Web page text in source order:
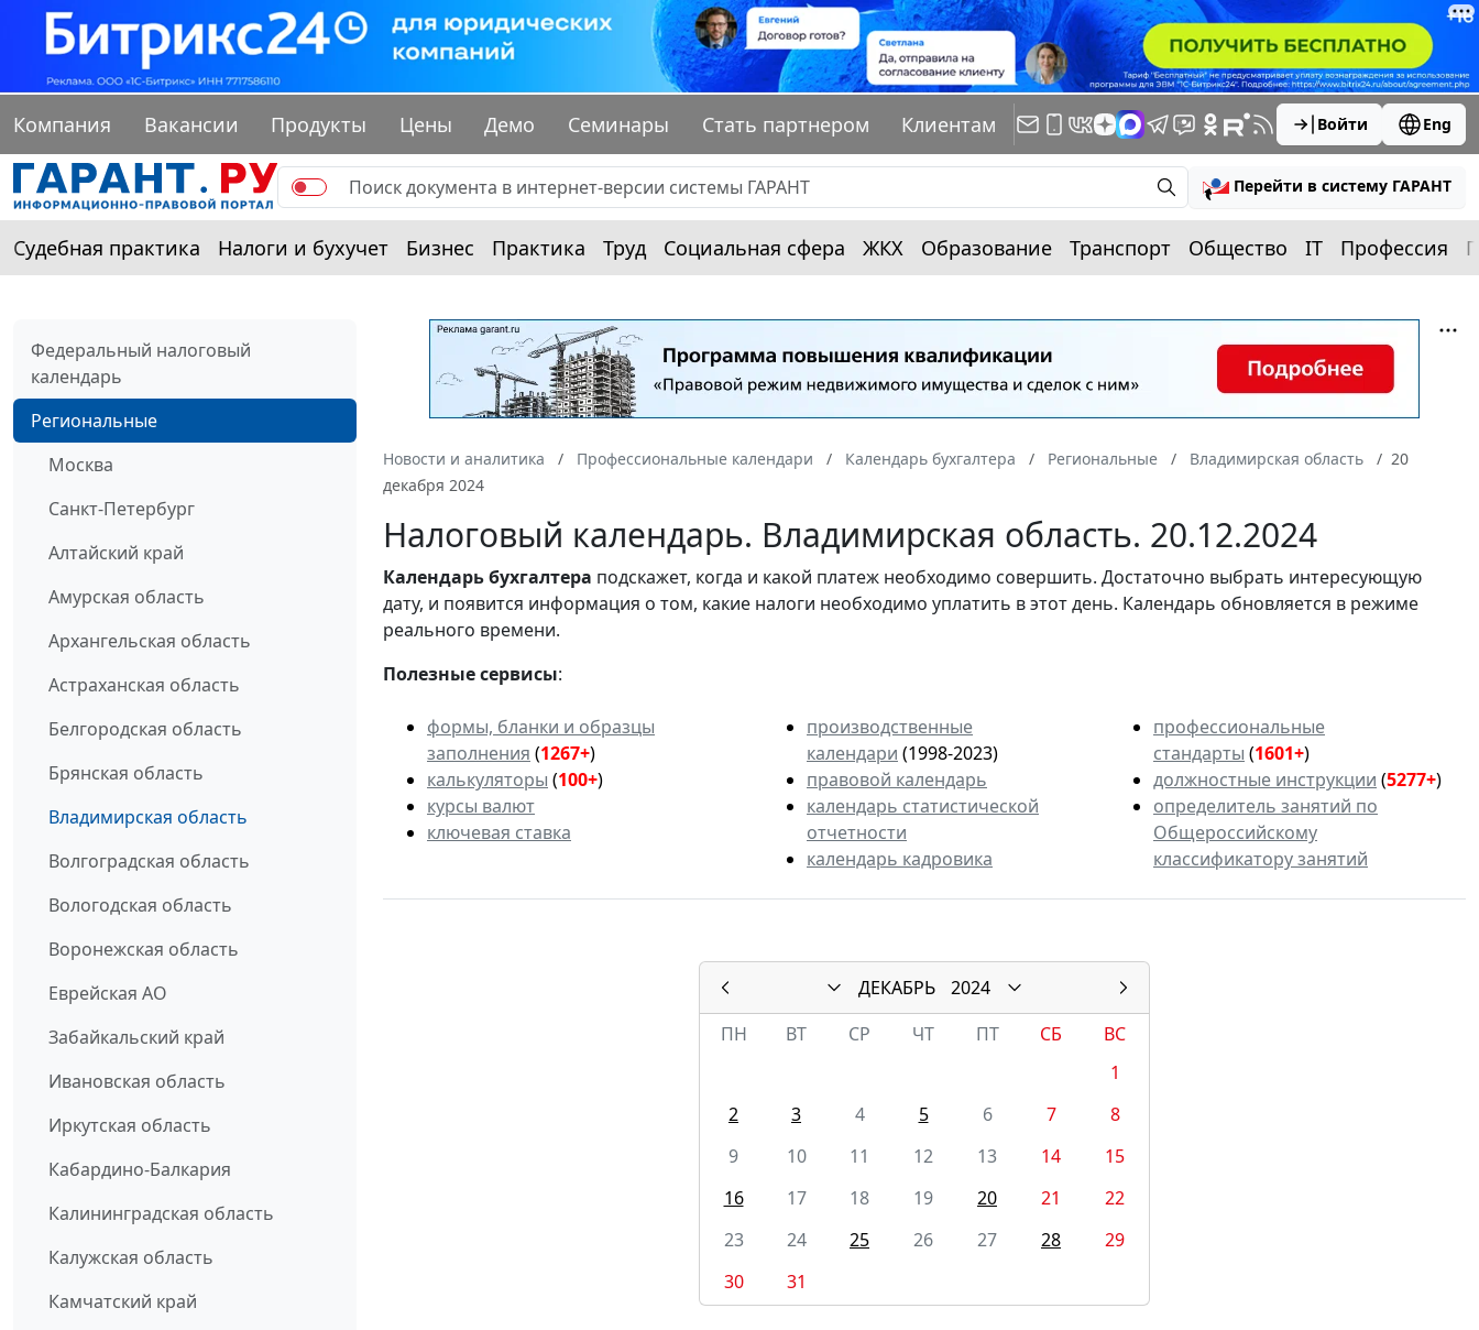
Компания Вакансии Продукты Цены Демо Семинары Стать партнером Клиентам Войти Eng
Перейти в систему ГАРАНТ
Судебная практика Налоги и бухучет Бизнес Практика Труд Социальная сфера ЖКХ Образование Транспорт Общество IT Профессия
Федеральный налоговый
календарь
Региональные
Москва
Санкт-Петербург
Алтайский край
Амурская область
Архангельская область
Астраханская область
Белгородская область
Брянская область
Владимирская область
Волгоградская область
Вологодская область
Воронежская область
Еврейская АО
Забайкальский край
Ивановская область
Иркутская область
Кабардино-Балкария
Калининградская область
Калужская область
Камчатский край
Новости и аналитика Профессиональные календари Календарь бухгалтера Региональные Владимирская область
20
декабря 2024
Налоговый календарь. Владимирская область. 20.12.2024
Календарьбухгалтера подскажет, когда и какой платеж необходимо совершить. Достаточно выбрать интересующую
дату, и появится информация о том, какие налоги необходимо уплатить в этот день. Календарь обновляется в режиме
реального времени.
Полезные сервисы:
формы, бланки и образцы
заполнения (1267+)
калькуляторы (100+)
курсы валют
ключевая ставка
производственные
календари (1998-2023)
правовой календарь
календарь статистической
отчетности
календарь кадровика
профессиональные
стандарты (1601+)
должностные инструкции (5277+)
определитель занятий по
Общероссийскому
классификатору занятий
ДЕКАБРЬ
2024
ПН
ВТ СР ЧТ ПТ СБ
ВС
1
2
3 4 5 6 7
8
9
10 11 12 13 14
15
16
17 18 19 20 21
22
23
24 25 26 27 28
29
30
31